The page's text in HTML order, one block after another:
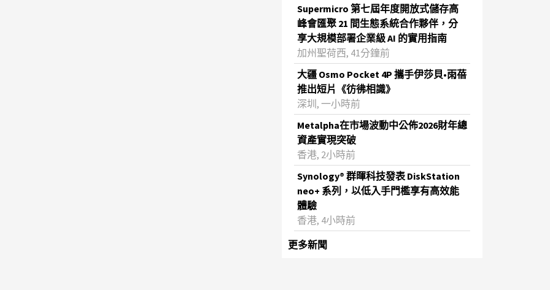
Supermicro 第七屆年度開放式儲存高
峰會匯聚 21 間生態系統合作夥伴，分
享大規模部署企業級 AI 的實用指南
加州聖荷西, 41分鐘前
大疆 Osmo Pocket 4P 攜手伊莎貝•雨蓓
推出短片《彷彿相識》
深圳, 一小時前
Metalpha在市場波動中公佈2026財年總
資產實現突破
‌香港, 2小時前
Synology® 群暉科技發表 DiskStation
neo+ 系列，以低入手門檻享有高效能
體驗
香港, 4小時前
更多新聞